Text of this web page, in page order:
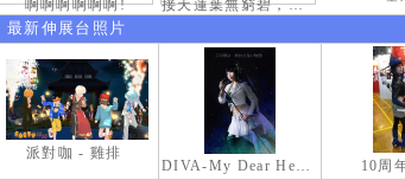
啊啊啊啊啊啊! 接天蓮葉無窮碧，映日荷花別樣紅。
最新伸展台照片
派對咖 - 雞排
DIVA-My Dear Heroine- 10周